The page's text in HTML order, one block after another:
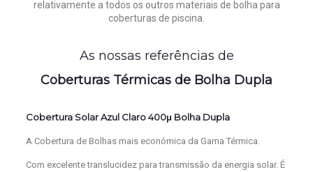
relativamente a todos os outros materiais de bolha para
coberturas de piscina.
As nossas referências de
Coberturas Térmicas de Bolha Dupla
Cobertura Solar Azul Claro400μ Bolha Dupla
A Cobertura de Bolhas mais económica da Gama Térmica.
Com excelente translucidez para transmissão da energia solar. É